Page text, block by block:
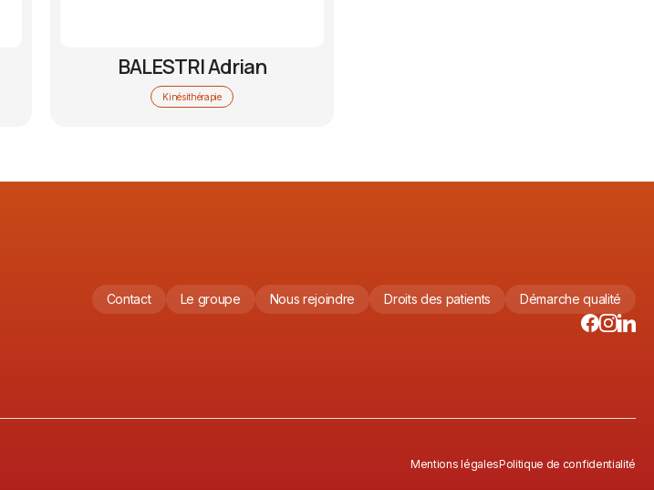
BALESTRI Adrian
Kinésithérapie
Contact Le groupe Nous rejoindre Droits des patients Démarche qualité
Mentions légalesPolitique de confidentialité